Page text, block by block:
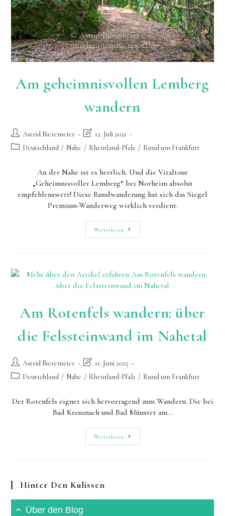
Am geheimnisvollen Lemberg
wandern
Beitrags-
Autor:
Astrid Biesemeier
Beitrag
zuletzt
geändert
12. Juli 2021
Beitrags-Deutschland / Nahe / Rheinland-Pfalz / Rund um Frankfurt
An der Nahe ist es herrlich. Und die Vitaltour
„Geheimnisvoller Lemberg“ bei Norheim absolut
empfehlenswert! Diese Rundwanderung hat sich das Siegel
Premium-Wanderweg wirklich verdient.
Weiterlesen
Am
Geheimnisvollen
Am Rotenfels wandern: über
die Felssteinwand im Nahetal
Beitrags-
Autor:
Astrid Biesemeier
Beitrag
zuletzt
geändert
11. Juni 2025
Beitrags-Deutschland / Nahe / Rheinland-Pfalz / Rund um Frankfurt
Der Rotenfels eignet sich hervorragend zum Wandern. Die bei
Bad Kreuznach und Bad Münster am…
Weiterlesen
Am
Rotenfels
Hinter Den Kulissen
Über den Blog